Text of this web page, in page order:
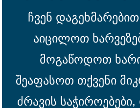
ჩვენ
აიცილოთ
მოგაწოდოთ
შეაფასოთ თქვენი
ძრავის